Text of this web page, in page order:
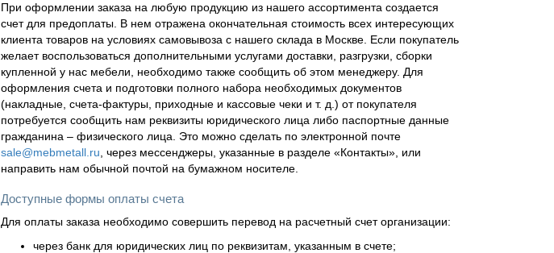
При оформлении заказа на любую продукцию из нашего ассортимента создается
счет для предоплаты. В нем отражена окончательная стоимость всех интересующих
клиента товаров на условиях самовывоза с нашего склада в Москве. Если покупатель
желает воспользоваться дополнительными услугами доставки, разгрузки, сборки
купленной у нас мебели, необходимо также сообщить об этом менеджеру. Для
оформления счета и подготовки полного набора необходимых документов
(накладные, счета-фактуры, приходные и кассовые чеки и т. д.) от покупателя
потребуется сообщить нам реквизиты юридического лица либо паспортные данные
гражданина – физического лица. Это можно сделать по электронной почте
sale@mebmetall.ru, через мессенджеры, указанные в разделе «Контакты», или
направить нам обычной почтой на бумажном носителе.
Доступные формы оплаты счета
Для оплаты заказа необходимо совершить перевод на расчетный счет организации:
через банк для юридических лиц по реквизитам, указанным в счете;